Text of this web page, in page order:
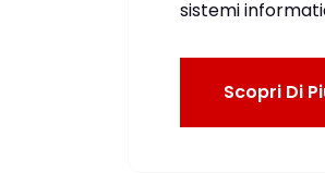
sistemi
Scopri Di